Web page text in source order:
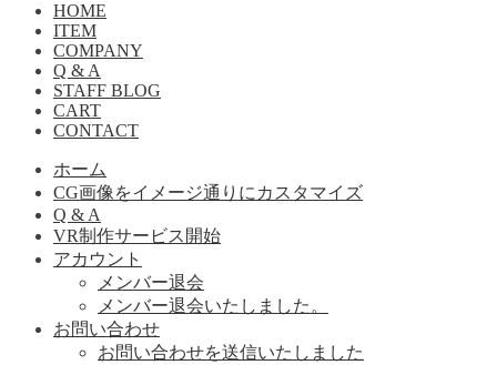
HOME
ITEM
COMPANY
Q & A
STAFF BLOG
CART
CONTACT
ホーム
CG画像をイメージ通りにカスタマイズ
Q & A
VR制作サービス開始
アカウント
メンバー退会
メンバー退会いたしました。
お問い合わせ
お問い合わせを送信いたしました